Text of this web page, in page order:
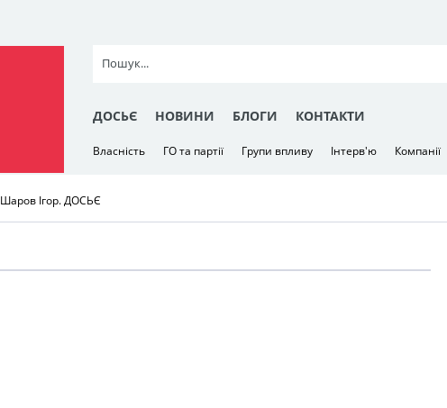
ДОСЬЄ НОВИНИ БЛОГИ КОНТАКТИ
Власність ГО та партії Групи впливу Інтерв'ю Компанії
Шаров Ігор. ДОСЬЄ